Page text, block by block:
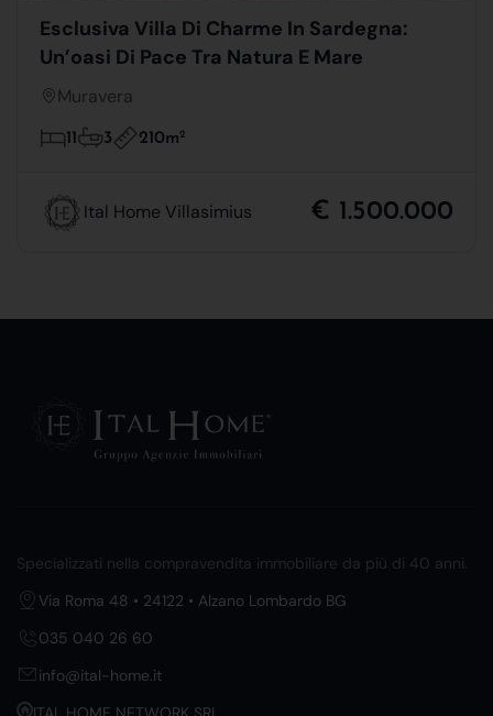
Esclusiva Villa Di Charme In Sardegna:
Un’oasi Di Pace Tra Natura E Mare
Muravera
11 3 210m2
Ital Home Villasimius € 1.500.000
Specializzati nella compravendita immobiliare da più di 40 anni.
Via Roma 48 • 24122 • Alzano Lombardo BG
035 040 26 60
info@ital-home.it